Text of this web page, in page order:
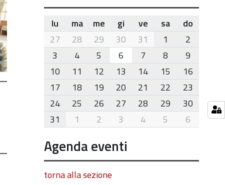
month-
8
lu ma me gi ve sa
do
27
28 29 30 31 1
2
3
4 5 6 7 8
9
10
11 12 13 14 15
16
17
18 19 20 21 22
23
24
25 26 27 28 29
30
31
1 2 3 4 5 6
Agenda eventi
torna alla sezione